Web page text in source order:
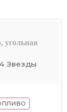
угольная